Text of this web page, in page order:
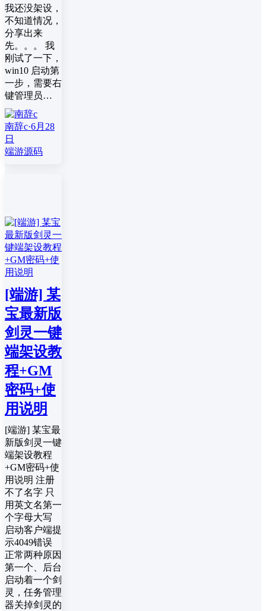
我还没架设，
不知道情况，
分享出来
先。。。 我
刚试了一下，
win10 启动第
一步，需要右
键管理员…
南辞c·6月28
日
端游源码
[端游] 某
宝最新版
剑灵一键
端架设教
程+GM
密码+使
用说明
[端游] 某宝最
新版剑灵一键
端架设教程
+GM密码+使
用说明 注册
不了名字 只
用英文名第一
个字母大写
启动客户端提
示4049错误
正常两种原因
第一个、后台
启动着一个剑
灵，任务管理
器关掉剑灵的